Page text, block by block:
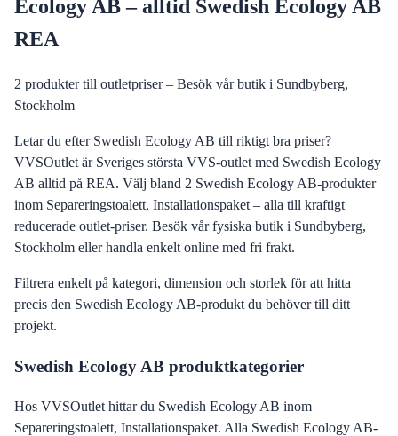
Ecology AB – alltid Swedish Ecology AB
REA
2 produkter till outletpriser – Besök vår butik i Sundbyberg,
Stockholm
Letar du efter Swedish Ecology AB till riktigt bra priser?
VVSOutlet är Sveriges största VVS-outlet med Swedish Ecology
AB alltid på REA. Välj bland 2 Swedish Ecology AB-produkter
inom Separeringstoalett, Installationspaket – alla till kraftigt
reducerade outlet-priser. Besök vår fysiska butik i Sundbyberg,
Stockholm eller handla enkelt online med fri frakt.
Filtrera enkelt på kategori, dimension och storlek för att hitta
precis den Swedish Ecology AB-produkt du behöver till ditt
projekt.
Swedish Ecology AB produktkategorier
Hos VVSOutlet hittar du Swedish Ecology AB inom
Separeringstoalett, Installationspaket. Alla Swedish Ecology AB-